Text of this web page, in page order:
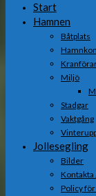
Start
Hamnen
Båtplats
Miljö
Stadgar
Vaktgång
Jollesegling
Bilder
Kontakta
Policy